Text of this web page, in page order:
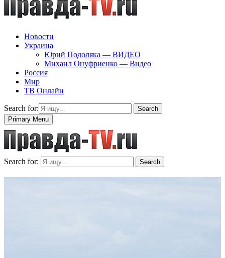
Новости
Украина
Юрий Подоляка — ВИДЕО
Михаил Онуфриенко — Видео
Россия
Мир
ТВ Онлайн
Search for:
Search
Primary Menu
Search for: Search